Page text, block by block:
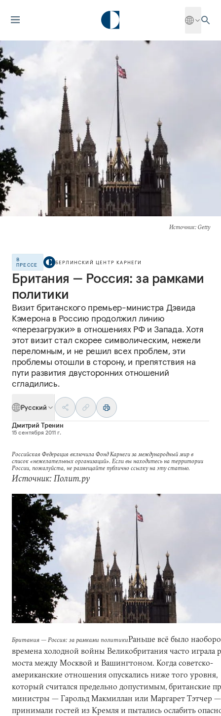
Источник: Getty
В
ПРЕССЕ
БЕРЛИНСКИЙ ЦЕНТР КАРНЕГИ
Британия — Россия: за рамками
политики
Визит британского премьер-министра Дэвида
Кэмерона в Россию продолжил линию
«перезагрузки» в отношениях РФ и Запада. Хотя
этот визит стал скорее символическим, нежели
переломным, и не решил всех проблем, эти
проблемы отошли в сторону, и препятствия на
пути развития двусторонних отношений
сгладились.
Русский
Дмитрий Тренин
15 сентября 2011 г.
Российская Федерация включила Фонд Карнеги за международный мир в
список «нежелательных организаций». Если вы находитесь на территории
России, пожалуйста, не размещайте публично ссылку на эту статью.
Источник: Полит.ру
Британия — Россия: за рамками политикиРаньше всё было
времена холодной войны Великобритания часто играла
моста между Москвой и Вашингтоном. Когда советско-
американские отношения опускались ниже того уровня,
который считался предельно допустимым, британские
министры — Гарольд Макмиллан или Маргарет Тэтчер —
принимали гостей из Кремля и пытались ослабить